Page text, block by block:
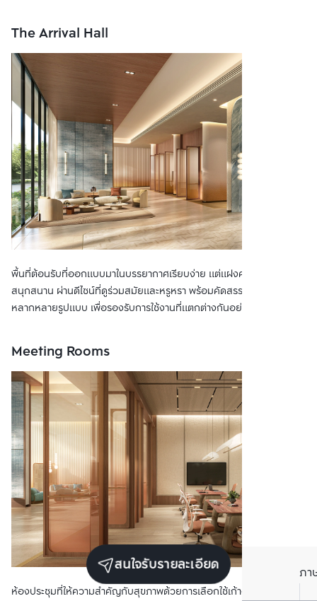
ภา
The Arrival Hall
พื้นที่ต้อนรับที่ออกแบบมาในบรรยากาศเรียบง่าย แต่แฝงความรู้สึก
สนุกสนาน ผ่านดีไซน์ที่ดูร่วมสมัยและหรูหรา พร้อมคัดสรรเฟอร์นิเจอร์
หลากหลายรูปแบบ เพื่อรองรับการใช้งานที่แตกต่างกันอย่างลงตัว
Meeting Rooms
ห้องประชุมที่ให้ความสำคัญกับสุขภาพด้วยการเลือกใช้เก้าอี้ Ergonomic
สนใจรับรายละเอียด